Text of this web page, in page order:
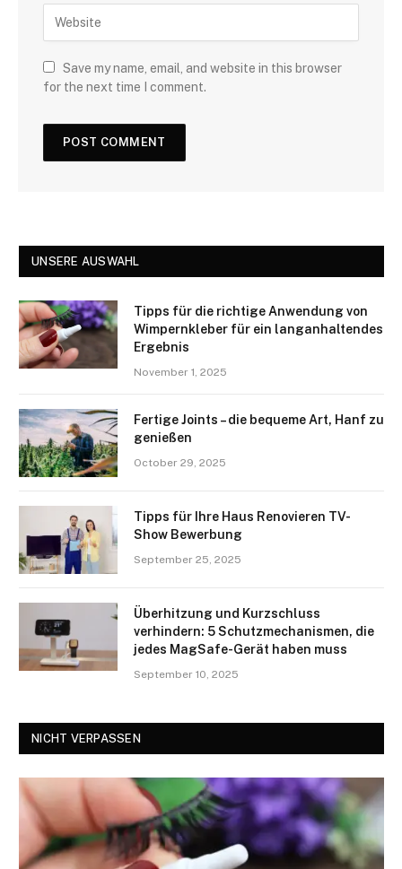
Save my name, email, and website in this browser
for the next time I comment.
UNSERE AUSWAHL
Tipps für die richtige Anwendung von
Wimpernkleber für ein langanhaltendes
Ergebnis
November 1, 2025
Fertige Joints – die bequeme Art, Hanf zu
genießen
October 29, 2025
Tipps für Ihre Haus Renovieren TV-
Show Bewerbung
September 25, 2025
Überhitzung und Kurzschluss
verhindern: 5 Schutzmechanismen, die
jedes MagSafe-Gerät haben muss
September 10, 2025
NICHT VERPASSEN